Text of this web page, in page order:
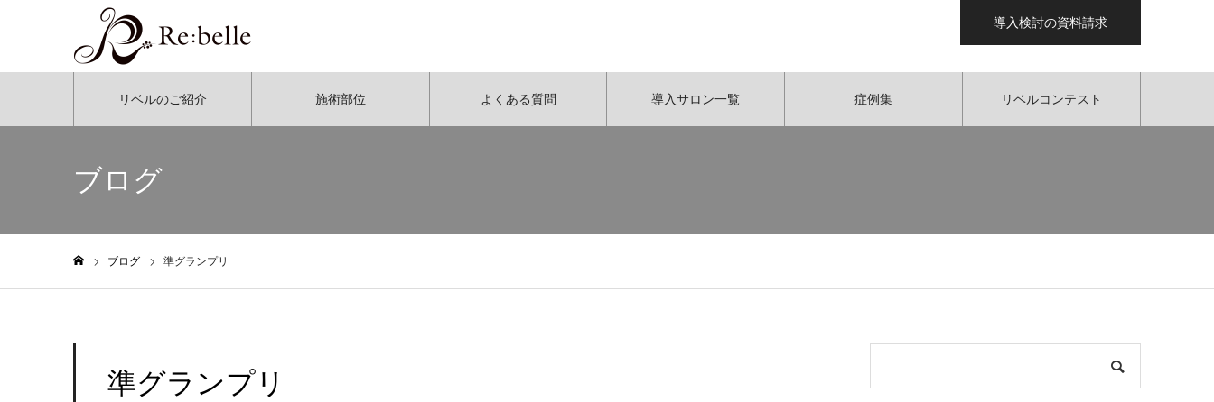
導入検討の資料請求
リベルのご紹介 施術部位 よくある質問 導入サロン一覧 症例集 リベルコンテスト
ブログ
ブログ 準グランプリ
準グランプリ